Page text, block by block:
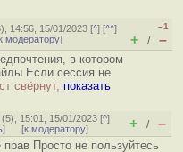
), 14:56, 15/01/2023 [^] [^^]
модератору]
–1
+ / –
в котором
Если сессия не
свёрнут, показать
(5), 15:01, 15/01/2023 [^]
] [к модератору] + / –
Просто не пользуйтесь